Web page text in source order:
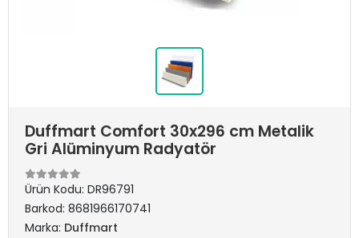
Duffmart Comfort 30x296 cm Metalik
Gri Alüminyum Radyatör
Ürün Kodu: DR96791
Barkod: 8681966170741
Marka: Duffmart